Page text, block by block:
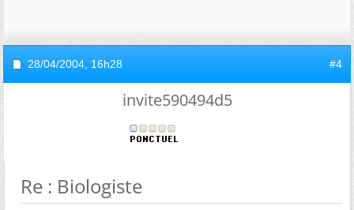
28/04/2004, 16h28 #4
invite590494d5
Re : Biologiste